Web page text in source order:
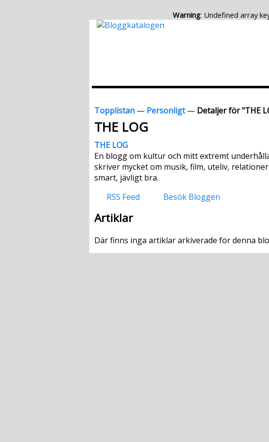
Warning: Undefined array
Topplistan — Personligt— Detaljer för "THE
THE LOG
THE LOG
En blogg om kultur och mitt extremt
skriver mycket om musik, film, uteliv,
smart, jävligt bra.
RSS Feed
Besök Bloggen
Artiklar
Där finns inga artiklar arkiverade för denna